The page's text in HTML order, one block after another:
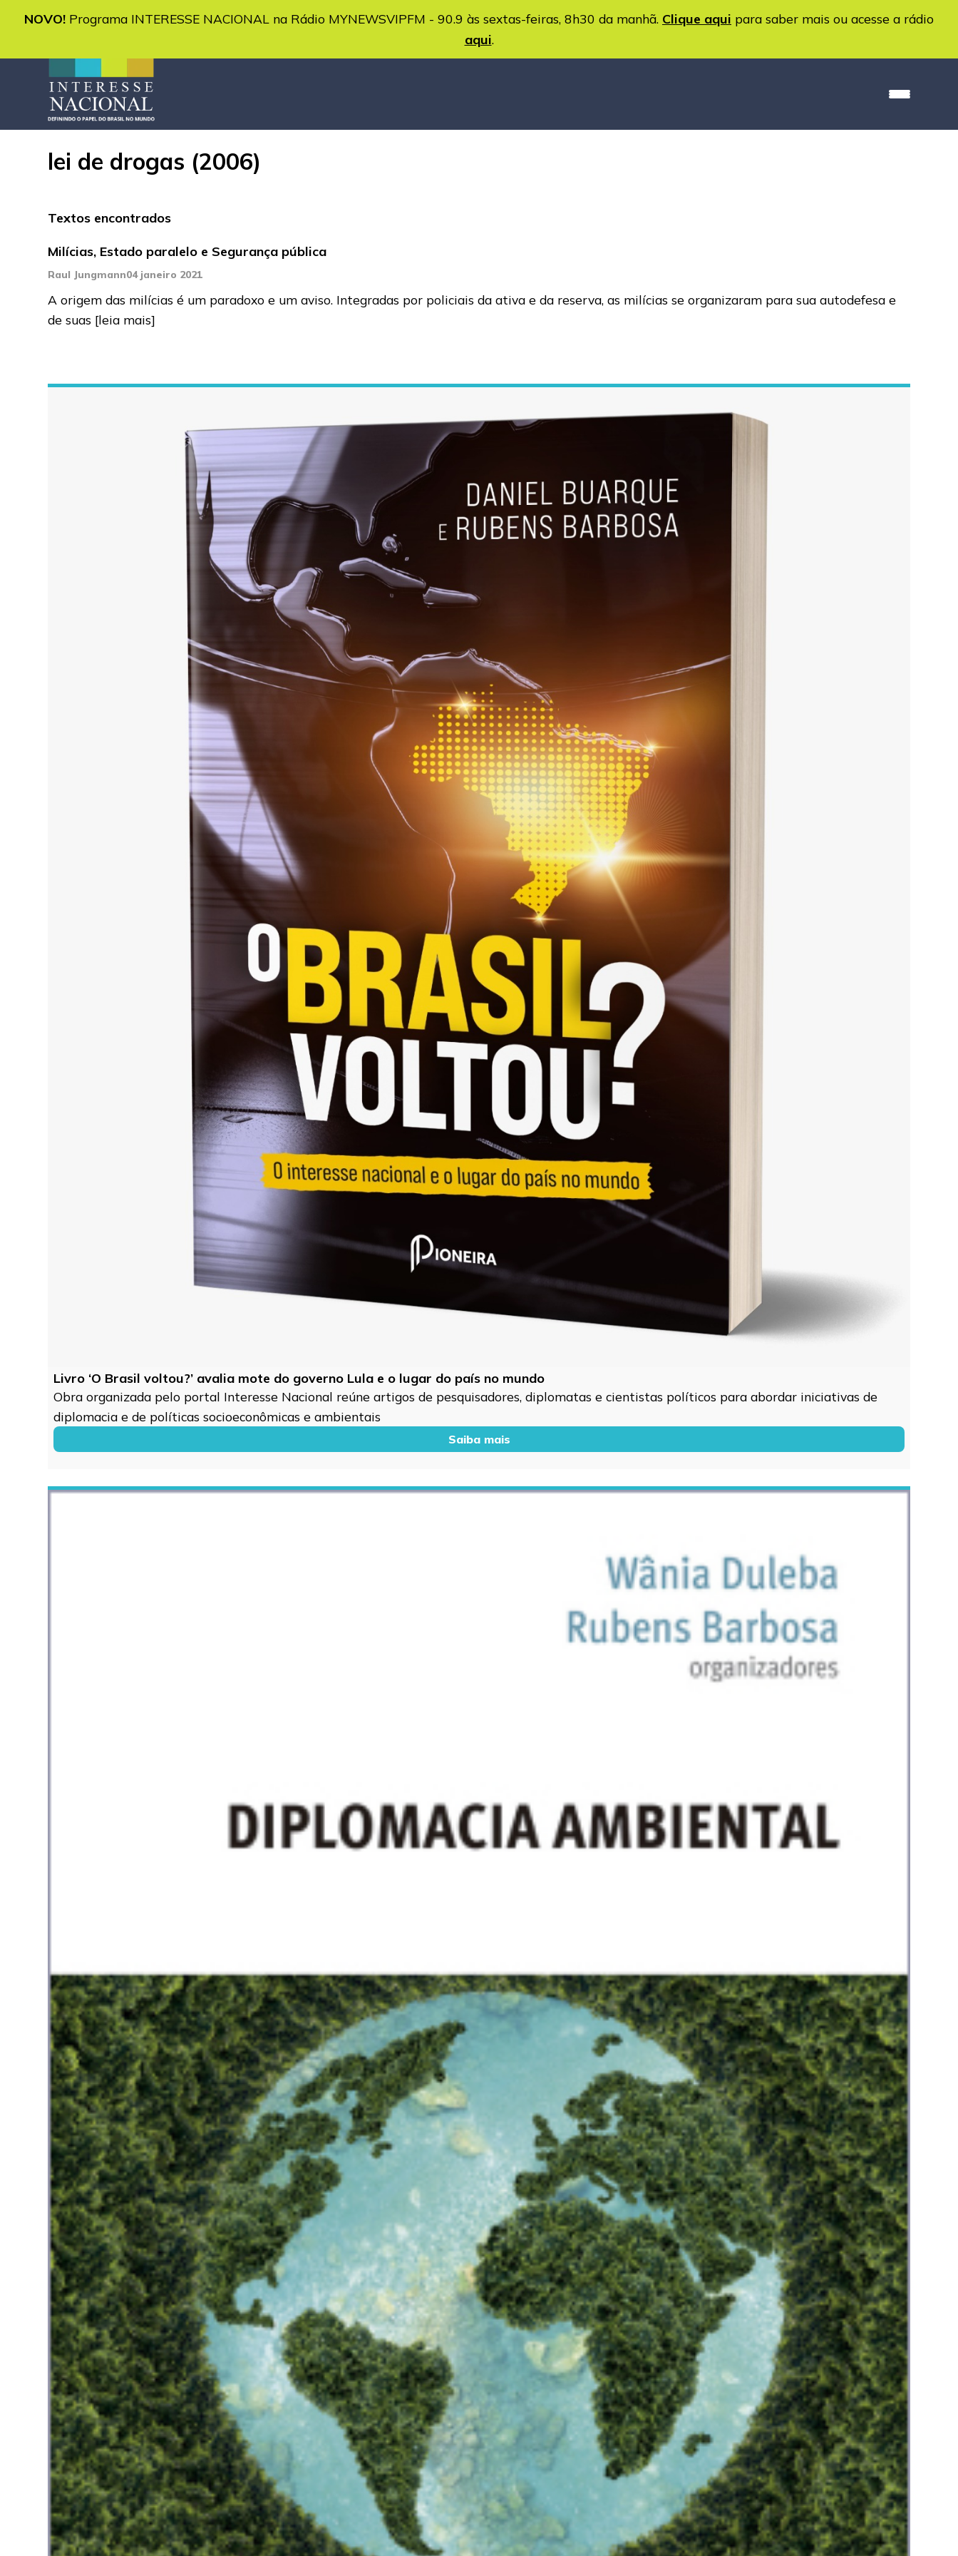
NOVO! Programa INTERESSE NACIONAL na Rádio MYNEWSVIPFM - 90.9 às sextas-feiras, 8h30 da manhã. Clique aqui para saber mais ou acesse a rádio
aqui.
lei de drogas (2006)
Textos encontrados
Milícias, Estado paralelo e Segurança pública
Raul Jungmann04 janeiro 2021
A origem das milícias é um paradoxo e um aviso. Integradas por policiais da ativa e da reserva, as milícias se organizaram para sua autodefesa e
de suas [leia mais]
Livro ‘O Brasil voltou?’ avalia mote do governo Lula e o lugar do país no mundo
Obra organizada pelo portal Interesse Nacional reúne artigos de pesquisadores, diplomatas e cientistas políticos para abordar iniciativas de
diplomacia e de políticas socioeconômicas e ambientais
Saiba mais